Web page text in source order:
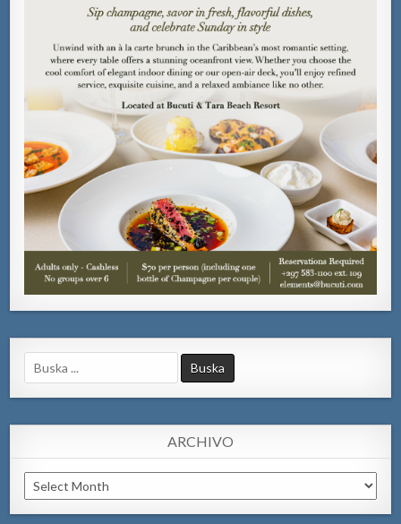
Search
for:
ARCHIVO
Archivo